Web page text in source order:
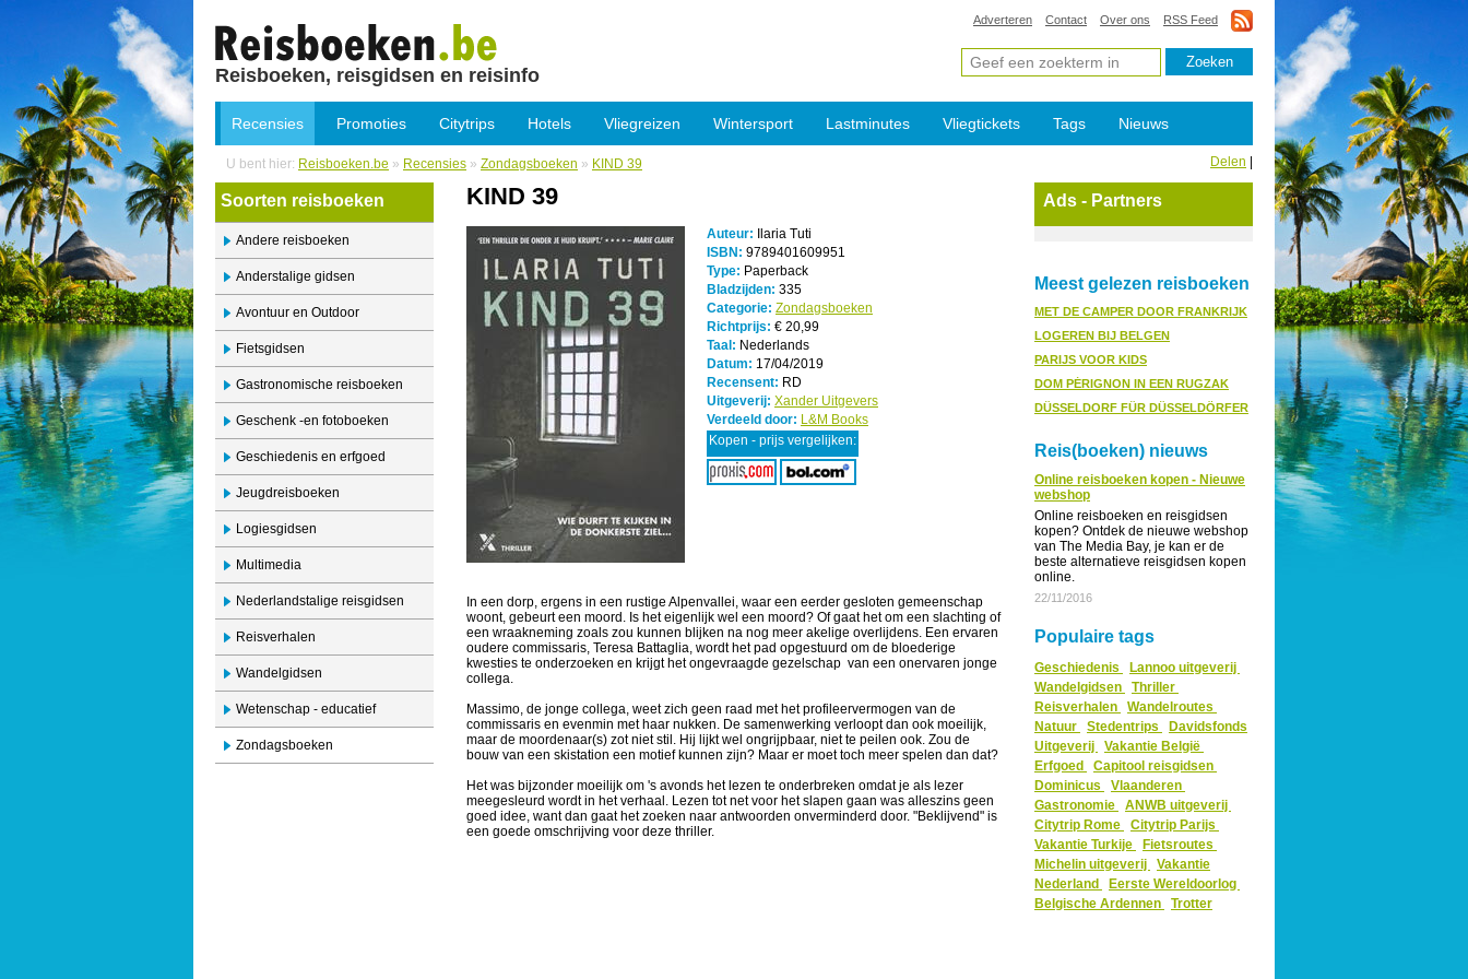
Reisboeken, reisgidsen en reisinfo
Adverteren Contact Over ons RSS Feed
Recensies Promoties Citytrips Hotels Vliegreizen Wintersport Lastminutes Vliegtickets Tags Nieuws
U bent hier: Reisboeken.be » Recensies » Zondagsboeken » KIND 39 Delen
Soorten reisboeken
Andere reisboeken
Anderstalige gidsen
Avontuur en Outdoor
Fietsgidsen
Gastronomische reisboeken
Geschenk -en fotoboeken
Geschiedenis en erfgoed
Jeugdreisboeken
Logiesgidsen
Multimedia
Nederlandstalige reisgidsen
Reisverhalen
Wandelgidsen
Wetenschap - educatief
Zondagsboeken
KIND 39
Auteur:
Ilaria Tuti
ISBN: 9789401609951
Type: Paperback
Bladzijden: 335
Categorie: Zondagsboeken
Richtprijs: € 20,99
Taal: Nederlands
Datum: 17/04/2019
Recensent: RD
Uitgeverij: Xander Uitgevers
Verdeeld door: L&M Books
Kopen - prijs vergelijken:
In een dorp, ergens in een rustige Alpenvallei, waar een eerder gesloten gemeenschap
woont, gebeurt een moord. Is het eigenlijk wel een moord? Of gaat het om een slachting of
een wraakneming zoals zou kunnen blijken na nog meer akelige overlijdens. Een ervaren
oudere commissaris, Teresa Battaglia, wordt het pad opgestuurd om de bloederige
kwesties te onderzoeken en krijgt het ongevraagde gezelschap van een onervaren jonge
collega.
Massimo, de jonge collega, weet zich geen raad met het profileervermogen van de
commissaris en evenmin met haar nukken. De samenwerking verloopt dan ook moeilijk,
maar de moordenaar(s) zot niet stil. Hij lijkt wel ongrijpbaar, niet te peilen ook. Zou de
bouw van een skistation een motief kunnen zijn? Maar er moet toch meer spelen dan dat?
Het was bijzonder moeilijk om 's avonds het lezen te onderbreken omdat je als lezer
meegesleurd wordt in het verhaal. Lezen tot net voor het slapen gaan was alleszins geen
goed idee, want dan gaat het zoeken naar antwoorden onverminderd door. "Beklijvend" is
een goede omschrijving voor deze thriller.
Ads - Partners
Meest gelezen reisboeken
MET DE CAMPER DOOR FRANKRIJK
LOGEREN BIJ BELGEN
PARIJS VOOR KIDS
DOM PÉRIGNON IN EEN RUGZAK
DÜSSELDORF FÜR DÜSSELDÖRFER
Reis(boeken) nieuws
Online reisboeken kopen - Nieuwe
webshop
Online reisboeken en reisgidsen
kopen? Ontdek de nieuwe webshop
van The Media Bay, je kan er de
beste alternatieve reisgidsen kopen
online.
22/11/2016
Populaire tags
Geschiedenis
Lannoo uitgeverij
Wandelgidsen
Thriller
Reisverhalen
Wandelroutes
Natuur
Stedentrips
Davidsfonds
Uitgeverij
Vakantie België
Erfgoed
Capitool reisgidsen
Dominicus
Vlaanderen
Gastronomie
ANWB uitgeverij
Citytrip Rome
Citytrip Parijs
Vakantie Turkije
Fietsroutes
Michelin uitgeverij
Vakantie
Nederland
Eerste Wereldoorlog
Belgische Ardennen
Trotter